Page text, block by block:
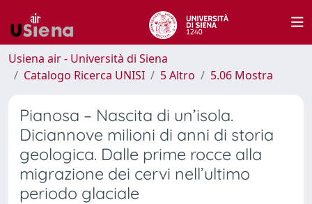
Usiena air - Università di Siena
Catalogo Ricerca UNISI
5 Altro 5.06 Mostra
Pianosa – Nascita di un’isola.
Diciannove milioni di anni di storia
geologica. Dalle prime rocce alla
migrazione dei cervi nell’ultimo
periodo glaciale